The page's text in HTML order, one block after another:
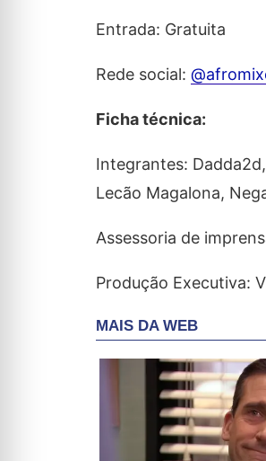
Entrada: Gratuita
Rede social:
Ficha técnica:
Integrantes: Dadda2d,
Lecão Magalona,
Assessoria de
Produção Executiva: